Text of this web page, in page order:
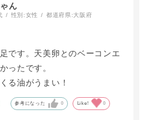
ん
性別:女性 都道府県:大阪府
です。天美卵とのベーコンエ
ったです。
る油がうまい！
参考になった 0 Like! 0